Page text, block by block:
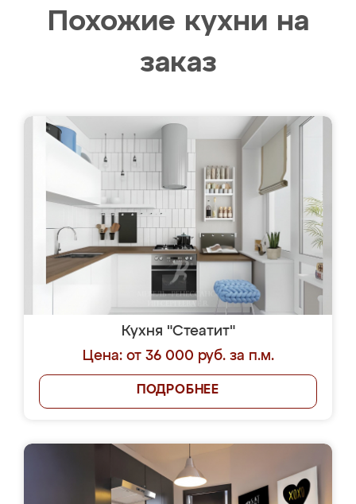
Похожие кухни на
заказ
Кухня "Стеатит"
Цена: от 36 000 руб. за п.м.
ПОДРОБНЕЕ